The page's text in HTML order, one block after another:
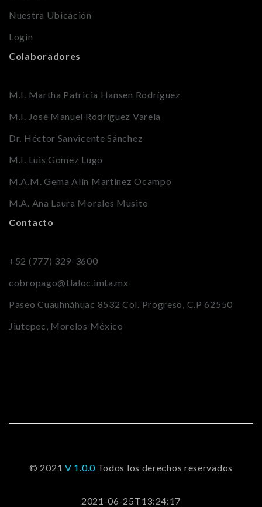
Nuestra Ubicación
Login
Colaboradores
M.I. Martha Patricia Hansen Rodríguez
M.I. José Manuel Rodríguez Varela
Dr. Héctor Sanvicente Sánchez
M.I. Luis Gomez Lugo
M.A.M. Gema Alín Martínez Ocampo
M.A. Ana Laura Morales Musito
Contacto
+52 (777) 329-3600
cobropago@tlaloc.imta.mx
Paseo Cuauhnáhuac 8532 Col. Progreso, C.P 62550
Jiutepec, Morelos México
© 2021 V 1.0.0Todos los derechos reservados
2021-06-25T13:24:17